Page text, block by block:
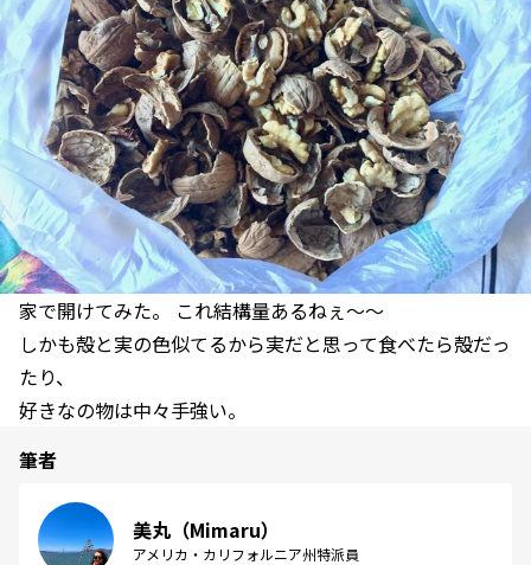
家で開けてみた。 これ結構量あるねぇ〜〜
しかも殻と実の色似てるから実だと思って食べたら殻だっ
たり、
好きなの物は中々手強い。
筆者
美丸（Mimaru）
アメリカ・カリフォルニア州特派員